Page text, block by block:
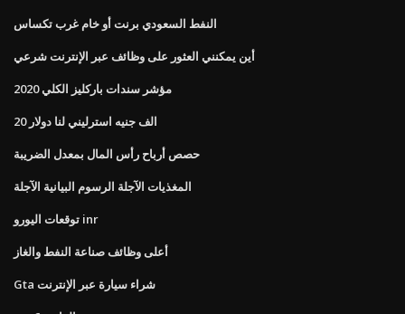
النفط السعودي برنت أو خام غرب تكساس
أين يمكنني العثور على وظائف عبر الإنترنت شرعي
مؤشر سندات باركليز الكلي 2020
20 الف جنيه استرليني لنا دولار
حصص أرباح رأس المال بمعدل الضريبة
المغذيات الآجلة الرسوم البيانية الآجلة
توقعات اليورو inr
أعلى وظائف صناعة النفط والغاز
Gta شراء سيارة عبر الإنترنت